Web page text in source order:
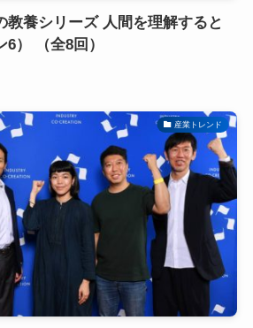
教養シリーズ 人間を理解すると
） （全8回）
産業トレンド